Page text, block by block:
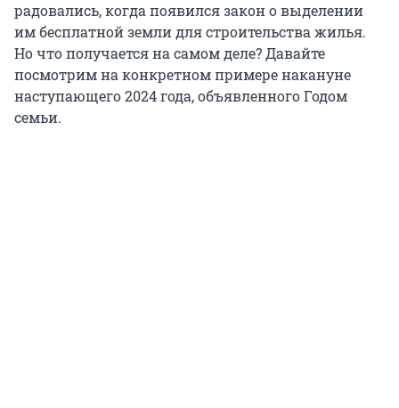
радовались, когда появился закон о выделении
им бесплатной земли для строительства жилья.
Но что получается на самом деле? Давайте
посмотрим на конкретном примере накануне
наступающего 2024 года, объявленного Годом
семьи.